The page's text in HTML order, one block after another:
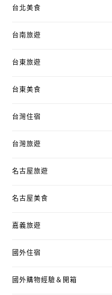
台北美食
台南旅遊
台東旅遊
台東美食
台灣住宿
台灣旅遊
名古屋旅遊
名古屋美食
嘉義旅遊
國外住宿
國外購物經驗＆開箱